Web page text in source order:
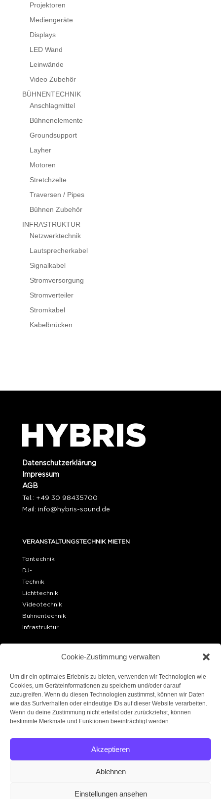
Cookie-Zustimmung verwalten
Um dir ein optimales Erlebnis zu bieten, verwenden wir Technologien wie
Cookies, um Geräteinformationen zu speichern und/oder darauf
zuzugreifen. Wenn du diesen Technologien zustimmst, können wir Daten
wie das Surfverhalten oder eindeutige IDs auf dieser Website verarbeiten.
Wenn du deine Zustimmung nicht erteilst oder zurückziehst, können
bestimmte Merkmale und Funktionen beeinträchtigt werden.
Akzeptieren
Ablehnen
Einstellungen ansehen
Projektoren
Mediengeräte
Displays
LED Wand
Leinwände
Video Zubehör
BÜHNENTECHNIK
Anschlagmittel
Bühnenelemente
Groundsupport
Layher
Motoren
Stretchzelte
Traversen / Pipes
Bühnen Zubehör
INFRASTRUKTUR
Netzwerktechnik
Lautsprecherkabel
Signalkabel
Stromversorgung
Stromverteiler
Stromkabel
Kabelbrücken
Datenschutzerklärung
Impressum
AGB
Tel.: +49 30 98435700
Mail: info@hybris-sound.de
VERANSTALTUNGSTECHNIK MIETEN
Tontechnik
DJ-
Technik
Lichttechnik
Videotechnik
Bühnentechnik
Infrastruktur
OFFICE BERLIN
10439 Berlin
LAGER BERLIN
Robert-W.-Kempner-Straße 6
14167 Berlin